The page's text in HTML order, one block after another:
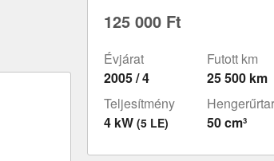
125 000 Ft
Évjárat
2005 / 4
Futott km
25 500 km
Teljesítmény
4 kW (5 LE)
50 cm³